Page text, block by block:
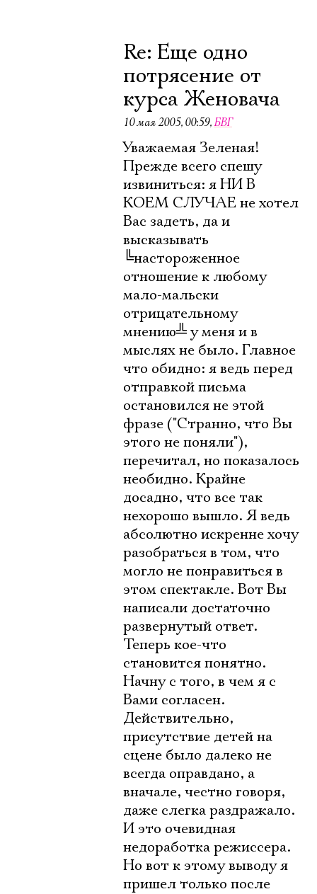
Re: Еще одно
потрясение от
курса Женовача
10 мая 2005, 00:59,БВГ
Уважаемая Зеленая!
Прежде всего спешу
извиниться: я НИ В
КОЕМ СЛУЧАЕ не хотел
Вас задеть, да и
высказывать
╚настороженное
отношение к любому
мало-мальски
отрицательному
мнению╩у меня и в
мыслях не было. Главное
что обидно: я ведь перед
отправкой письма
остановился не этой
фразе ("Странно, что Вы
этого не поняли"),
перечитал, но показалось
необидно. Крайне
досадно, что все так
нехорошо вышло. Я ведь
абсолютно искренне хочу
разобраться в том, что
могло не понравиться в
этом спектакле. Вот Вы
написали достаточно
развернутый ответ.
Теперь кое-что
становится понятно.
Начну с того, в чем я с
Вами согласен.
Действительно,
присутствие детей на
сцене было далеко не
всегда оправдано, а
вначале, честно говоря,
даже слегка раздражало.
И это очевидная
недоработка режиссера.
Но вот к этому выводу я
пришел только после